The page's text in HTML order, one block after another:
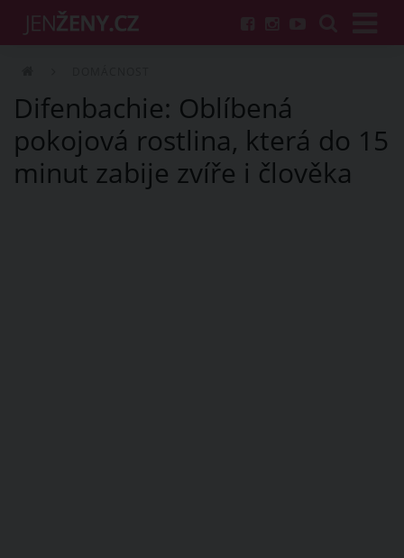
Difenbachie: Oblíbená
pokojová rostlina, která do 15
minut zabije zvíře i člověka